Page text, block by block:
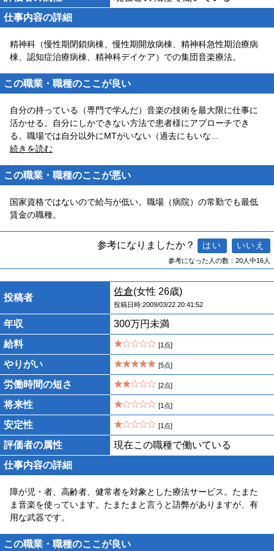
仕事内容の詳細
精神科（慢性期閉鎖病棟、慢性期開放病棟、精神科急性期治療病
棟、認知症治療病棟、精神科デイケア）での集団音楽療法。
この職業・職種のここが良い
自分の持っている（専門で学んだ）音楽の技術を最大限に仕事に
活かせる。自分にしかできない方法で患者様にアプローチでき
る。職場では自分以外にMTがいない（過去にもいな
続きを読む
この職業・職種のここが悪い
国家資格ではないので給与が低い。職場（病院）の常勤でも最低
賃金の職種。
参考になりましたか？
参考になった人の数：20人中16人
投稿者
佐倉(女性 26歳)
投稿日時:2009/03/22 20:41:52
年収
300万円未満
給料
[1点]
やりがい [5点]
労働時間の短さ [2点]
将来性 [1点]
安定性 [1点]
評価者の属性
現在この職種で働いている
仕事内容の詳細
障が児・者、高齢者、健常者を対象とした療法サービス。たまた
ま音楽を使っています。たまたまと言うと語弊がありますが、有
用な武器です。
この職業・職種のここが良い